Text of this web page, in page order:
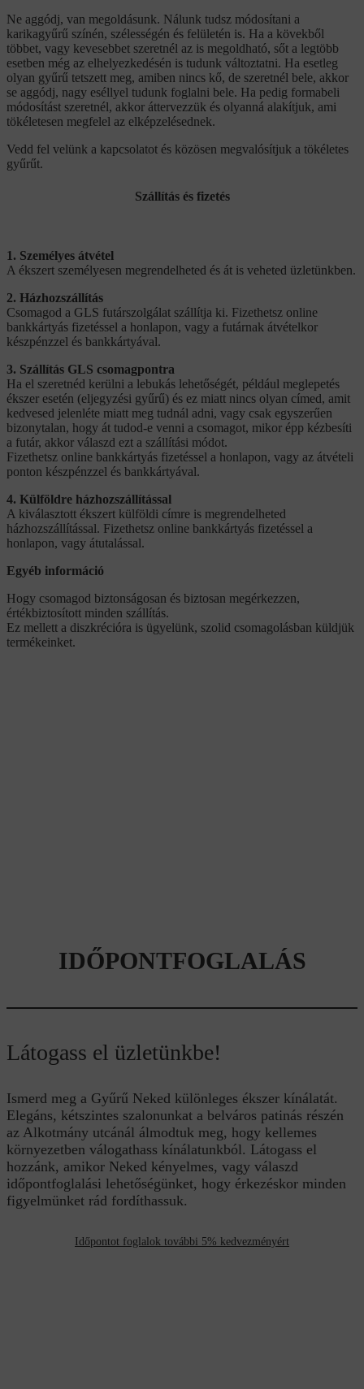
Ne aggódj, van megoldásunk. Nálunk tudsz módosítani a
karikagyűrű színén, szélességén és felületén is. Ha a kövekből
többet, vagy kevesebbet szeretnél az is megoldható, sőt a legtöbb
esetben még az elhelyezkedésén is tudunk változtatni. Ha esetleg
olyan gyűrű tetszett meg, amiben nincs kő, de szeretnél bele, akkor
se aggódj, nagy eséllyel tudunk foglalni bele. Ha pedig formabeli
módosítást szeretnél, akkor áttervezzük és olyanná alakítjuk, ami
tökéletesen megfelel az elképzelésednek.
Vedd fel velünk a kapcsolatot és közösen megvalósítjuk a tökéletes
gyűrűt.
Szállítás és fizetés
1. Személyes átvétel
A ékszert személyesen megrendelheted és át is veheted üzletünkben.
2. Házhozszállítás
Csomagod a GLS futárszolgálat szállítja ki. Fizethetsz online
bankkártyás fizetéssel a honlapon, vagy a futárnak átvételkor
készpénzzel és bankkártyával.
3. Szállítás GLS csomagpontra
Ha el szeretnéd kerülni a lebukás lehetőségét, például meglepetés
ékszer esetén (eljegyzési gyűrű) és ez miatt nincs olyan címed, amit
kedvesed jelenléte miatt meg tudnál adni, vagy csak egyszerűen
bizonytalan, hogy át tudod-e venni a csomagot, mikor épp kézbesíti
a futár, akkor válaszd ezt a szállítási módot.
Fizethetsz online bankkártyás fizetéssel a honlapon, vagy az átvételi
ponton készpénzzel és bankkártyával.
4. Külföldre házhozszállítással
A kiválasztott ékszert külföldi címre is megrendelheted
házhozszállítással. Fizethetsz online bankkártyás fizetéssel a
honlapon, vagy átutalással.
Egyéb információ
Hogy csomagod biztonságosan és biztosan megérkezzen,
értékbiztosított minden szállítás.
Ez mellett a diszkrécióra is ügyelünk, szolid csomagolásban küldjük
termékeinket.
IDŐPONTFOGLALÁS
Látogass el üzletünkbe!
Ismerd meg a Gyűrű Neked különleges ékszer kínálatát.
Elegáns, kétszintes szalonunkat a belváros patinás részén
az Alkotmány utcánál álmodtuk meg, hogy kellemes
környezetben válogathass kínálatunkból. Látogass el
hozzánk, amikor Neked kényelmes, vagy válaszd
időpontfoglalási lehetőségünket, hogy érkezéskor minden
figyelmünket rád fordíthassuk.
Időpontot foglalok további 5% kedvezményért